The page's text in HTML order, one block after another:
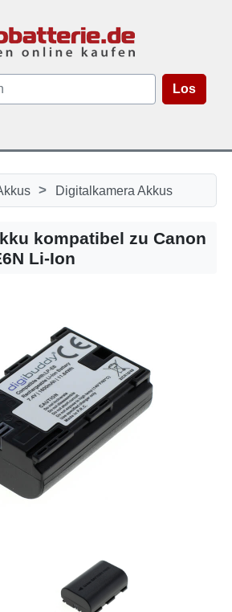
Los
> Digitalkamera Akkus
kompatibel zu Canon
Li-Ion